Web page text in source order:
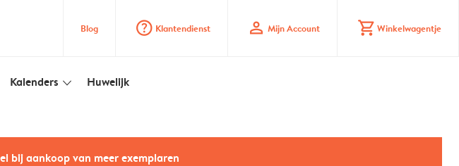
Blog question_mark_circle Klantendienst profile Mijn Account shopping_cart Winkelwagentje
Kalenders slim_arrow_down Huwelijk
bij aankoop van meer exemplaren